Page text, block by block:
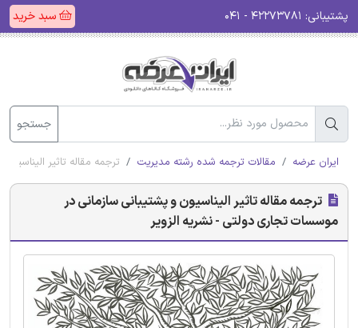
پشتیبانی: سبد خرید
جستجو
ایران عرضه مقالات ترجمه شده رشته مدیریت ترجمه مقاله تاثیر
ترجمه مقاله تاثیر الیناسیون و پشتیبانی سازمانی در
موسسات تجاری دولتی - نشریه الزویر